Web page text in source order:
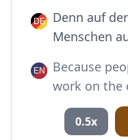
Denn auf
Menschen
Because
work on the
0.5x